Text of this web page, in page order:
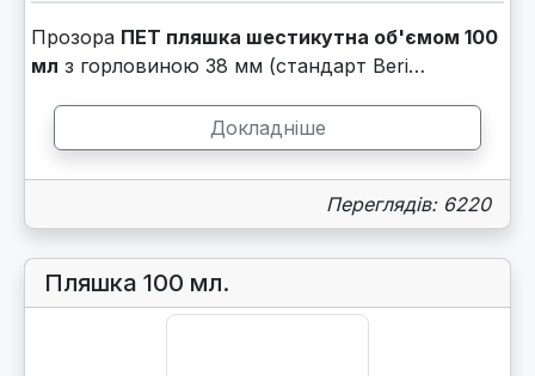
Прозора ПЕТ пляшка шестикутна об'ємом 100
мл з горловиною 38 мм (стандарт Beri…
Докладніше
Переглядів: 6220
Пляшка 100 мл.